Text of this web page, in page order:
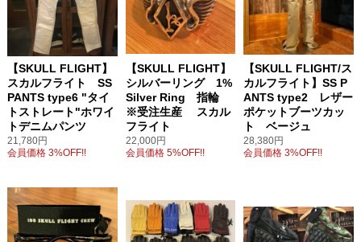
【SKULL FLIGHT】
スカルフライト SS
PANTS type6 "タイ
トストレート"ホワイ
トデニムパンツ
21,780円
会員価格 3%OFF!!
【SKULL FLIGHT】
シルバーリング 1%
Silver Ring 指輪
※受注生産 スカル
フライト
22,000円
会員価格 5%OFF!!
【SKULL FLIGHT/ス
カルフライト】SS P
ANTS type2 レザー
ポケットブーツカッ
ト ベージュ
28,380円
会員価格 3%OFF!!